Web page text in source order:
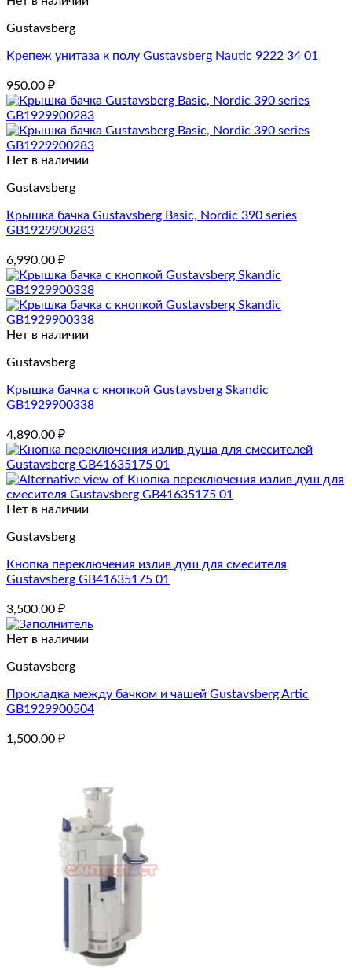
Gustavsberg
Крепеж унитаза к полу Gustavsberg Nautic 9222 34 01
950.00 ₽
Нет в наличии
Gustavsberg
Крышка бачка Gustavsberg Basic, Nordic 390 series
GB1929900283
6,990.00 ₽
Нет в наличии
Gustavsberg
Крышка бачка с кнопкой Gustavsberg Skandic
GB1929900338
4,890.00 ₽
Нет в наличии
Gustavsberg
Кнопка переключения излив душ для смесителя
Gustavsberg GB41635175 01
3,500.00 ₽
Нет в наличии
Gustavsberg
Прокладка между бачком и чашей Gustavsberg Artic
GB1929900504
1,500.00 ₽